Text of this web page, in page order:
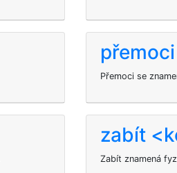
Přemoci se
zabít
Zabít znamená